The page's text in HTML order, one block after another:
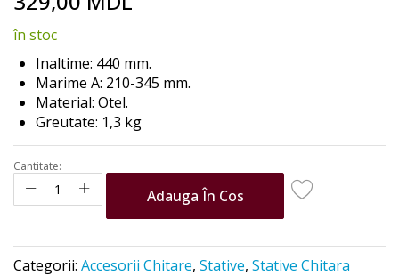
beginning
of
the
images
gallery
în stoc
Inaltime: 440 mm.
Marime A: 210-345 mm.
Material: Otel.
Greutate: 1,3 kg
Cantitate:
Adauga În Cos
Categorii: Accesorii Chitare, Stative, Stative Chitara